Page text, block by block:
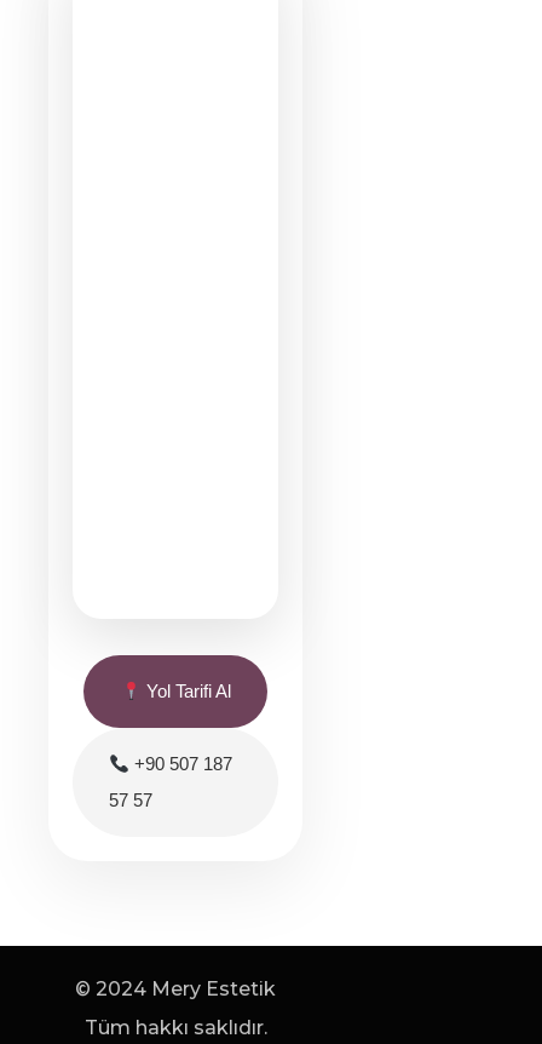
Yol Tarifi Al
+90 507 187
57 57
© 2024 Mery Estetik
Tüm hakkı saklıdır.